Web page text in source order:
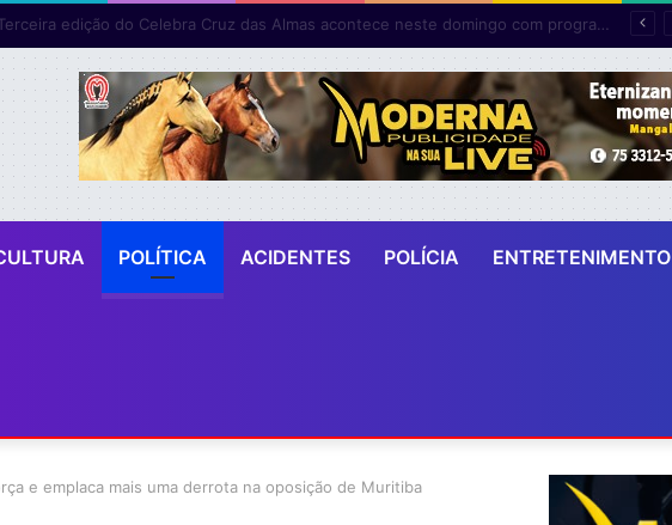
POLÍTICA ACIDENTES POLÍCIA ENTRETENIMENTO
e emplaca mais uma derrota na oposição de Muritiba